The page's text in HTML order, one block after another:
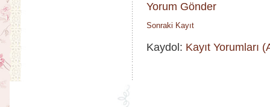
Yorum Gönder
Sonraki Kayıt
Kaydol: Kayıt Yorumları